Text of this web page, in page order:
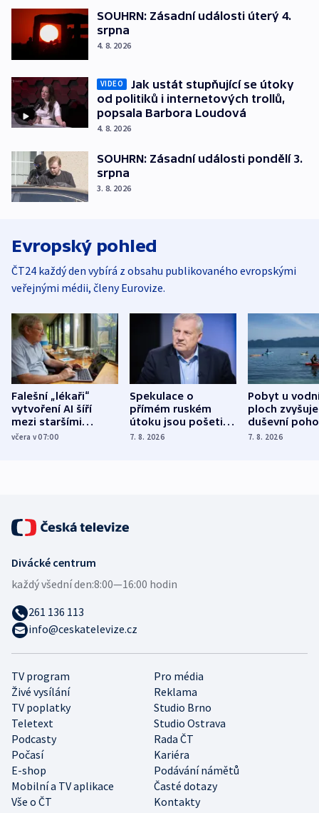
SOUHRN: Zásadní události úterý 4.
srpna
4. 8. 2026
VIDEO
Jak ustát stupňující se útoky
od politiků i internetových trollů,
popsala Barbora Loudová
4. 8. 2026
SOUHRN: Zásadní události pondělí 3.
srpna
3. 8. 2026
Evropský pohled
ČT24 každý den vybírá z obsahu publikovaného evropskými
veřejnými médii, členy Eurovize.
Falešní „lékaři“
vytvoření AI šíří
mezi staršími
Poláky nebezpečné
včera v 07:00
Spekulace o
přímém ruském
útoku jsou pošetilé,
míní estonský
7. 8. 2026
Pobyt u
ploch zvyšuje
duševní
ukázala
7. 8. 2026
TV program
Pro média
Živé vysílání
Reklama
TV poplatky
Studio Brno
Teletext
Studio Ostrava
Podcasty
Rada ČT
Počasí
Kariéra
E-shop
Podávání námětů
Mobilní a TV aplikace
Časté dotazy
Vše o ČT
Kontakty
Divácké centrum
každý všední den:8:00—16:00 hodin
261 136 113
info@ceskatelevize.cz